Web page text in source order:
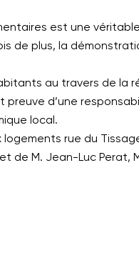
est une
de plus, la
au travers de la
d’une
local.
rue du
de M. Jean-Luc Perat,